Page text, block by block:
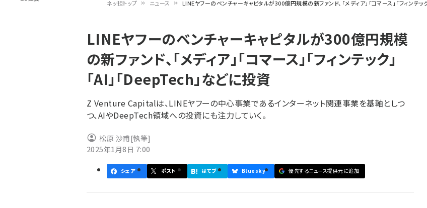
ン
く
ず
ネッ担トップ ニュース LINEヤフーのベンチャーキャピタルが300億円規模の新ファンド、「メディア」「コマース」「フィンテック
LINEヤフーのベンチャーキャピタルが300億円規模
の新ファンド、「メディア」「コマース」「フィンテック」
「AI」「DeepTech」などに投資
Z Venture Capitalは、LINEヤフーの中心事業であるインターネット関連事業を基軸としつ
つ、AIやDeepTech領域への投資にも注力していく。
松原 沙甫[執筆]
2025年1月8日 7:00
シェア ポスト はてブ Bluesky 優先するニュース提供元に追加